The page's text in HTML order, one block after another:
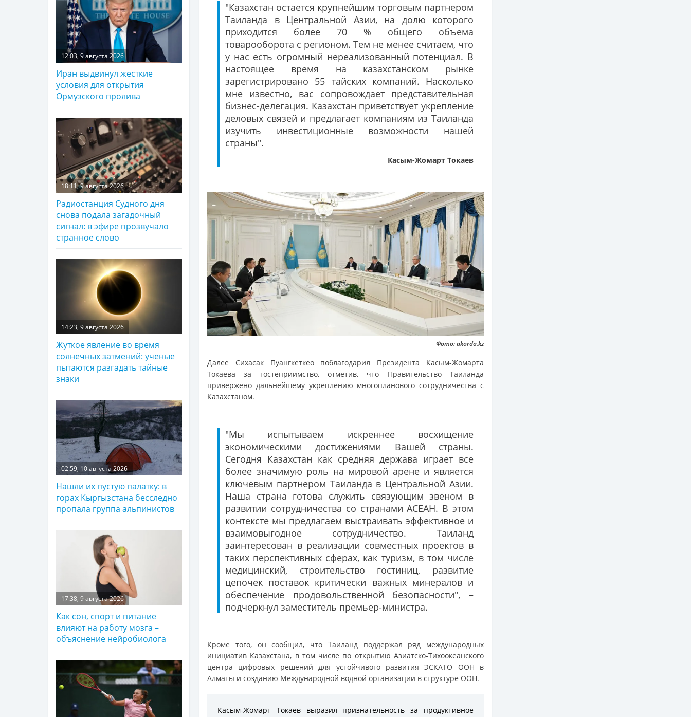
"Казахстан остается крупнейшим торговым партнером
Таиланда в Центральной Азии, на долю которого
приходится более 70 % общего объема
товарооборота с регионом. Тем не менее считаем, что
у нас есть огромный нереализованный потенциал. В
настоящее время на казахстанском рынке
зарегистрировано 55 тайских компаний. Насколько
мне известно, вас сопровождает представительная
бизнес-делегация. Казахстан приветствует укрепление
деловых связей и предлагает компаниям из Таиланда
изучить инвестиционные возможности нашей
страны".
Касым-Жомарт Токаев
Фото: akorda.kz
Далее Сихасак Пуангкеткео поблагодарил Президента Касым-Жомарта
Токаева за гостеприимство, отметив, что Правительство Таиланда
привержено дальнейшему укреплению многопланового сотрудничества с
Казахстаном.
"Мы испытываем искреннее восхищение
экономическими достижениями Вашей страны.
Сегодня Казахстан как средняя держава играет все
более значимую роль на мировой арене и является
ключевым партнером Таиланда в Центральной Азии.
Наша страна готова служить связующим звеном в
развитии сотрудничества со странами АСЕАН. В этом
контексте мы предлагаем выстраивать эффективное и
взаимовыгодное сотрудничество. Таиланд
заинтересован в реализации совместных проектов в
таких перспективных сферах, как туризм, в том числе
медицинский, строительство гостиниц, развитие
цепочек поставок критически важных минералов и
обеспечение продовольственной безопасности", –
подчеркнул заместитель премьер-министра.
Кроме того, он сообщил, что Таиланд поддержал ряд международных
инициатив Казахстана, в том числе по открытию Азиатско-Тихоокеанского
центра цифровых решений для устойчивого развития ЭСКАТО ООН в
Алматы и созданию Международной водной организации в структуре ООН.
Касым-Жомарт Токаев выразил признательность за продуктивное
12:03, 9 августа 2026
Иран выдвинул жесткие
условия для открытия
Ормузского пролива
18:11, 9 августа 2026
Радиостанция Судного дня
снова подала загадочный
сигнал: в эфире прозвучало
странное слово
14:23, 9 августа 2026
Жуткое явление во время
солнечных затмений: ученые
пытаются разгадать тайные
знаки
02:59, 10 августа 2026
Нашли их пустую палатку: в
горах Кыргызстана бесследно
пропала группа альпинистов
17:38, 9 августа 2026
Как сон, спорт и питание
влияют на работу мозга –
объяснение нейробиолога